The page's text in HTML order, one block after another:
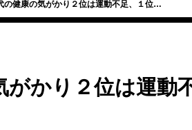
の健康の気がかり２位は運動不足、１位…
がかり２位は運